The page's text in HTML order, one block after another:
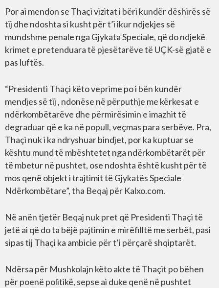
Por ai mendon se Thaçi vizitat i bëri kundër dëshirës së
tij dhe ndoshta si kusht për t’i ikur ndjekjes së
mundshme penale nga Gjykata Speciale, që do ndjekë
krimet e pretenduara të pjesëtarëve të UÇK-së gjatë e
pas luftës.
“Presidenti Thaçi këto veprime po i bën kundër
mendjes së tij , ndonëse në përputhje me kërkesat e
ndërkombëtarëve dhe përmirësimin e imazhit të
degraduar që e ka në popull, veçmas para serbëve. Pra,
Thaçi nuk i ka ndryshuar bindjet, por ka kuptuar se
kështu mund të mbështetet nga ndërkombëtarët për
të mbetur në pushtet, ose ndoshta është kusht për të
mos qenë objekt i trajtimit të Gjykatës Speciale
Ndërkombëtare”, tha Beqaj për Kalxo.com.
Në anën tjetër Beqaj nuk pret që Presidenti Thaçi të
jetë ai që do ta bëjë pajtimin e mirëfilltë me serbët, pasi
sipas tij Thaçi ka ambicie për t’i përçarë shqiptarët.
Ndërsa për Mushkolajn këto akte të Thaçit po bëhen
për poenë politikë, sepse ai duke qenë në pushtet